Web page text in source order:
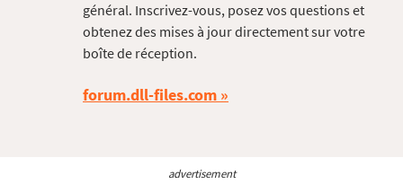
général. Inscrivez-vous, posez vos questions et
obtenez des mises à jour directement sur votre
boîte de réception.
forum.dll-files.com
advertisement